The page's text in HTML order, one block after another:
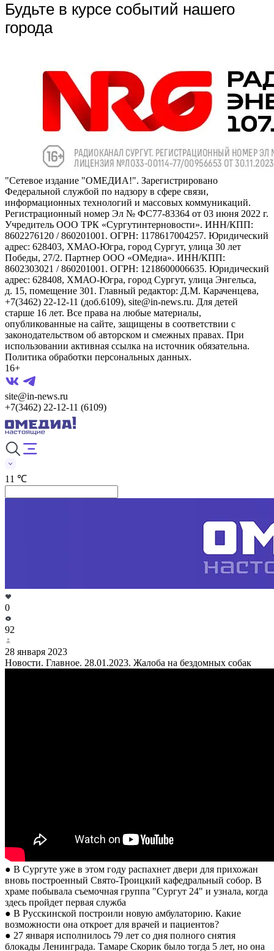
Будьте в курсе событий нашего
города
"Сетевое издание "ОМЕДИА!". Зарегистрировано
Федеральной службой по надзору в сфере связи,
информационных технологий и массовых коммуникаций.
Регистрационный номер Эл № ФС77-83364 от 03 июня 2022 г.
Учредитель ООО ТРК «Сургутинтерновости». ИНН/КПП:
8602276120 / 860201001. ОГРН: 1178617004257. Юридический
адрес: 628403, ХМАО-Югра, город Сургут, улица 30 лет
Победы, 27/2. Партнер ООО «ОМедиа». ИНН/КПП:
8602303021 / 860201001. ОГРН: 1218600006635. Юридический
адрес: 628408, ХМАО-Югра, город Сургут, улица Энгельса,
д. 15, помещение 301. Главный редактор: Д.М. Караченцева,
+7(3462) 22-12-11 (доб.6109), site@in-news.ru. Для детей
старше 16 лет. Все права на любые материалы,
опубликованные на сайте, защищены в соответствии с
законодательством об авторском и смежных правах. При
использовании активная ссылка на источник обязательна.
Политика обработки персональных данных.
16+
site@in-news.ru
+7(3462) 22-12-11 (6109)
11 ℃
0
92
28 января 2023
Новости. Главное. 28.01.2023. Жалоба на бездомных собак
● В Сургуте уже в этом году распахнет двери для прихожан
вновь построенный Свято-Троицкий кафедральный собор. В
храме побывала съемочная группа "Сургут 24" и узнала, когда
здесь пройдет первая служба
● В Русскинской построили новую амбулаторию. Какие
возможности она откроет для врачей и пациентов?
● 27 января исполнилось 79 лет со дня полного снятия
блокады Ленинграда. Тамаре Скорик было тогда 5 лет, но она